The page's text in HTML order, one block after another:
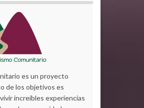
es un proyecto
de los objetivos es
increíbles experiencias